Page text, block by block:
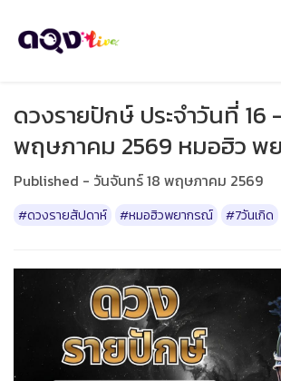
ดวงรายปักษ์ ประจำวันที่ 16
พฤษภาคม 2569 หมอฮิว พ
Published - วันจันทร์ 18 พฤษภาคม 2569
#ดวงรายสัปดาห์ #หมอฮิวพยากรณ์ #7วันเกิด